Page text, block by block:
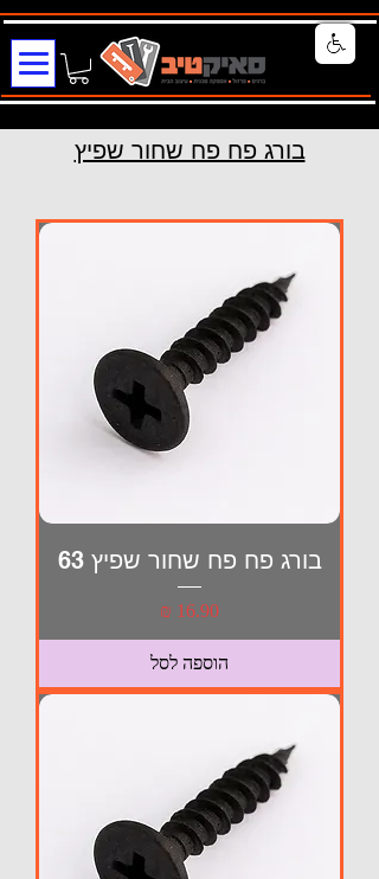
בורג פח פח שחור שפיץ
בורג פח פח שחור שפיץ 63
מחיר
הוספה לסל